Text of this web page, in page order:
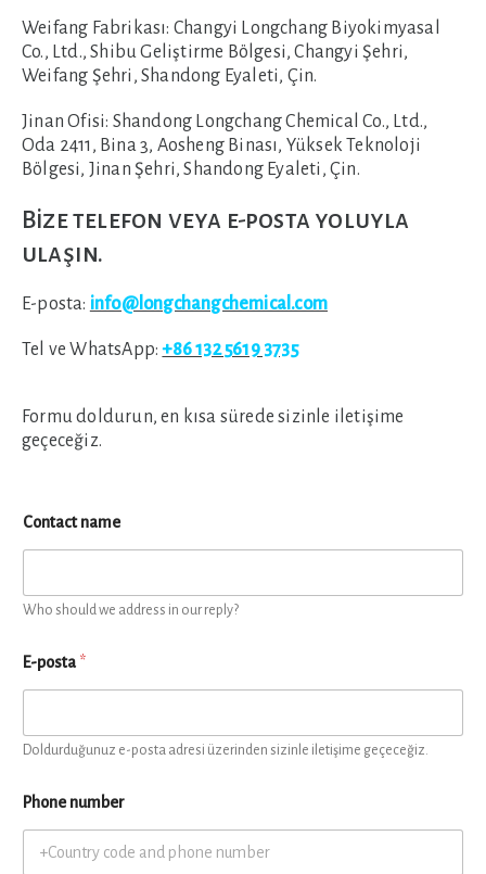
Weifang Fabrikası: Changyi Longchang Biyokimyasal
Co., Ltd., Shibu Geliştirme Bölgesi, Changyi Şehri,
Weifang Şehri, Shandong Eyaleti, Çin.
Jinan Ofisi: Shandong Longchang Chemical Co., Ltd.,
Oda 2411, Bina 3, Aosheng Binası, Yüksek Teknoloji
Bölgesi, Jinan Şehri, Shandong Eyaleti, Çin.
Bize telefon veya e-posta yoluyla
ulaşın.
E-posta: info@longchangchemical.com
Tel ve WhatsApp:+86 132 5619 3735
Formu doldurun, en kısa sürede sizinle iletişime
geçeceğiz.
Contact name
Who should we address in our reply?
E-posta *
Doldurduğunuz e-posta adresi üzerinden sizinle iletişime geçeceğiz.
Phone number